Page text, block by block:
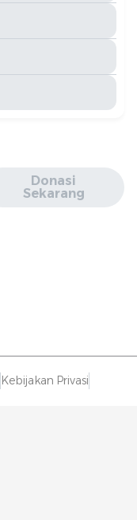
Donasi
Sekarang
Kebijakan Privasi